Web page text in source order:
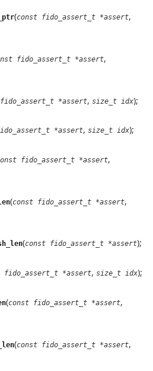
(const fido_assert_t *assert,
fido_assert_t *assert,
*assert, size_t idx);
*assert, size_t idx);
fido_assert_t *assert,
(const fido_assert_t *assert,
(const fido_assert_t *assert);
fido_assert_t *assert, size_t idx);
(const fido_assert_t *assert,
(const fido_assert_t *assert,